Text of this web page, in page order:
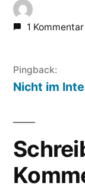
1 Kommentar
Pingback:
Nicht im